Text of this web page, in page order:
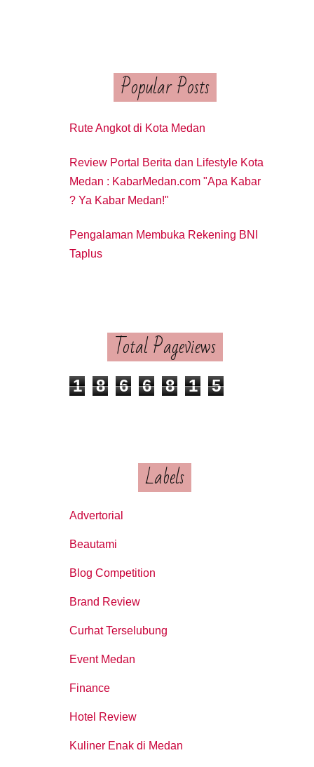
Popular Posts
Rute Angkot di Kota Medan
Review Portal Berita dan Lifestyle Kota
Medan : KabarMedan.com "Apa Kabar
? Ya Kabar Medan!"
Pengalaman Membuka Rekening BNI
Taplus
Total Pageviews
1 8 6 6 8 1 5
Labels
Advertorial
Beautami
Blog Competition
Brand Review
Curhat Terselubung
Event Medan
Finance
Hotel Review
Kuliner Enak di Medan